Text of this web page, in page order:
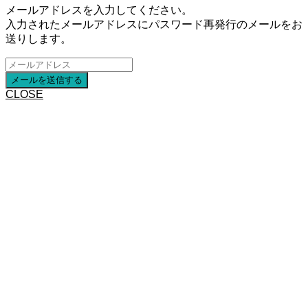
メールアドレスを入力してください。
入力されたメールアドレスにパスワード再発行のメールをお
送りします。
CLOSE